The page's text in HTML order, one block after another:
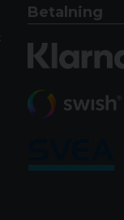
Betalning